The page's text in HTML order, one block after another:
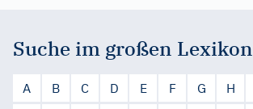
Suche im großen Lexikon
A B C D E F G H